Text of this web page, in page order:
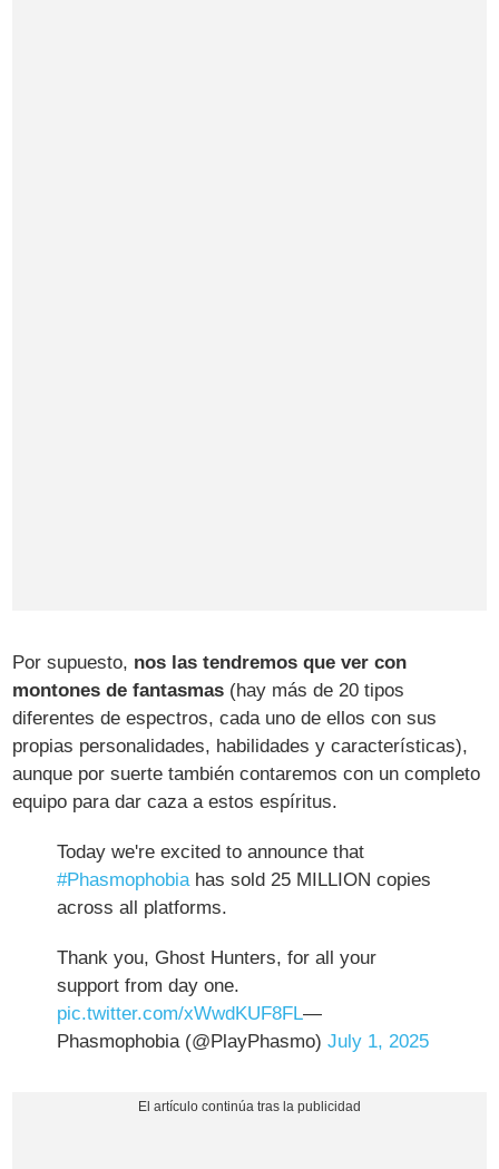
Por supuesto, nos las tendremos que ver con
montones de fantasmas (hay más de 20 tipos
diferentes de espectros, cada uno de ellos con sus
propias personalidades, habilidades y características),
aunque por suerte también contaremos con un completo
equipo para dar caza a estos espíritus.
Today we're excited to announce that
#Phasmophobia has sold 25 MILLION copies
across all platforms.
Thank you, Ghost Hunters, for all your
support from day one.
pic.twitter.com/xWwdKUF8FL—
Phasmophobia (@PlayPhasmo)July 1, 2025